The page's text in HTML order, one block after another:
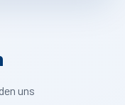
uns